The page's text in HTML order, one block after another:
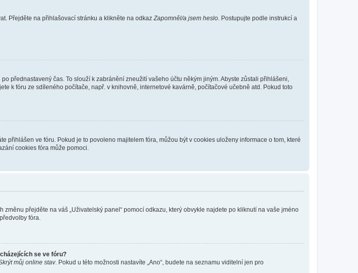
Přejděte na přihlašovací stránku a klikněte na odkaz Zapomněl/a jsem heslo . Postupujte podle instrukcí a
přednastavený čas. To slouží k zabránění zneužití vašeho účtu někým jiným. Abyste zůstali přihlášeni,
k fóru ze sdíleného počítače, např. v knihovně, internetové kavárně, počítačové učebně atd. Pokud toto
přihlášen ve fóru. Pokud je to povoleno majitelem fóra, můžou být v cookies uloženy informace o tom, které
cookies fóra může pomoci.
přejděte na váš „Uživatelský panel“ pomocí odkazu, který obvykle najdete po kliknutí na vaše jméno
fóra.
se ve fóru?
můj online stav. Pokud u této možnosti nastavíte „Ano“, budete na seznamu viditelní jen pro